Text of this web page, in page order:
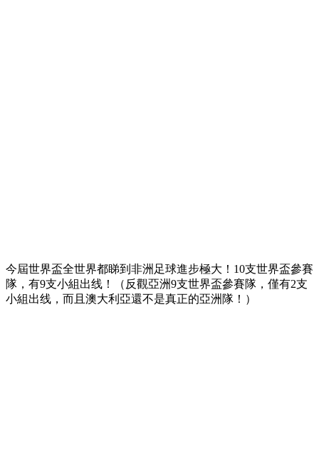
今屆世界盃全世界都睇到非洲足球進步極大！10支世界盃參賽
隊，有9支小組出线！（反觀亞洲9支世界盃參賽隊，僅有2支
小組出线，而且澳大利亞還不是真正的亞洲隊！）